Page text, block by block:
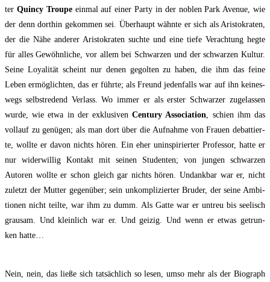
ter Quin­cy Trou­peein­mal auf einer Par­ty in der noblen Park Ave­nue, wie
der denn dort­hin gekom­men sei. Über­haupt wähn­te er sich als Aris­to­kra­ten,
der die Nähe ande­rer Aris­to­kra­ten such­te und eine tie­fe Ver­ach­tung heg­te
für alles Gewöhn­li­che, vor allem bei Schwar­zen und der schwar­zen Kul­tur.
Sei­ne Loya­li­tät scheint nur denen gegol­ten zu haben, die ihm das fei­ne
Leben ermög­lich­ten, das er führ­te; als Freund jeden­falls war auf ihn kei­nes­
wegs selbst­re­dend Ver­lass. Wo immer er als ers­ter Schwar­zer zuge­las­sen
wur­de, wie etwa in der exklu­si­venCen­tu­ry Asso­cia­ti­on, schien ihm das
voll­auf zu genü­gen; als man dort über die Auf­nah­me von Frau­en debat­tier­
te, woll­te er davon nichts hören. Ein eher unin­spi­rier­ter Pro­fes­sor, hat­te er
nur wider­wil­lig Kon­takt mit sei­nen Stu­den­ten; von jun­gen schwar­zen
Autoren woll­te er schon gleich gar nichts hören. Undank­bar war er, nicht
zuletzt der Mut­ter gegen­über; sein unkom­pli­zier­ter Bru­der, der sei­ne Ambi­
tio­nen nicht teil­te, war ihm zu dumm. Als Gat­te war er untreu bis see­lisch
grau­sam. Und klein­lich war er. Und gei­zig. Und wenn er etwas getrun­
ken hatte…
Nein, nein, das lie­ße sich tat­säch­lich so lesen, umso mehr als der Bio­graph